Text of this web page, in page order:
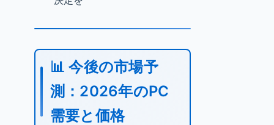
📊 今後の市場予
測：2026年のPC
需要と価格